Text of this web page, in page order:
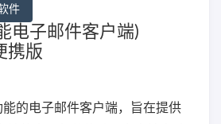
件
电子邮件客户端)
携版
的电子邮件客户端，旨在提供